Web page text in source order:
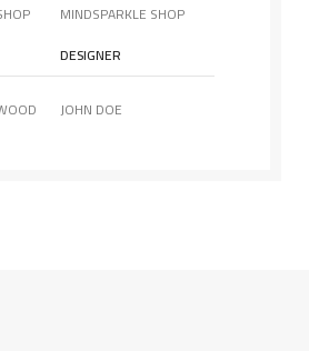
MINDSPARKLE SHOP
DESIGNER
JOHN DOE